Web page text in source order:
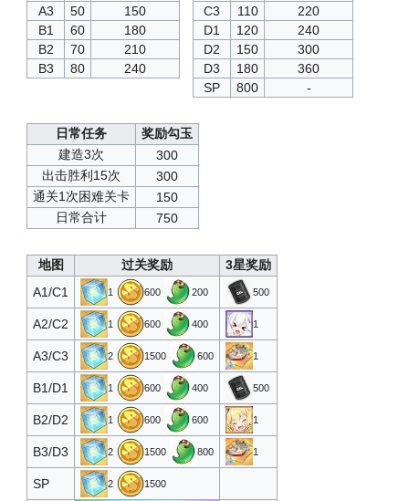
6500 驱逐改造图纸T3
17 7000 辅助技能书T3 2
7500 心智单元
8500
21 9000
22 9500
23 10000
随机技能书T3
25 12000 心智单元
26 13000 巡洋改造图纸T3
27 14000 驱逐改造图纸T3
28 15000 高级定向蓝图·三期
29 20000 栀
30 25000 高级定向蓝图·三期
31 30000
A3 50
150
B1
60
180
B2
70
210
B3
80 240
C3 110
220
D1
120
240
D2
150
300
D3
180
360
SP
800 -
日常任务
奖励勾玉
建造3次
300
出击胜利15次
300
通关1次困难关卡
150
日常合计
750
地图 过关奖励
3星奖励
A1/C1
1 600 200 500
A2/C2 1 600 400 1
A3/C3 2 1500 600 1
B1/D1 1 600 400 500
B2/D2 1 600 600 1
B3/D3 2 1500 800 1
SP 2 1500